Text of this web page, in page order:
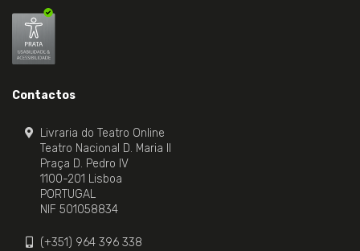
Contactos
Livraria do Teatro Online
Teatro Nacional D. Maria II
Praça D. Pedro IV
1100-201 Lisboa
PORTUGAL
NIF 501058834
(+351) 964 396 338